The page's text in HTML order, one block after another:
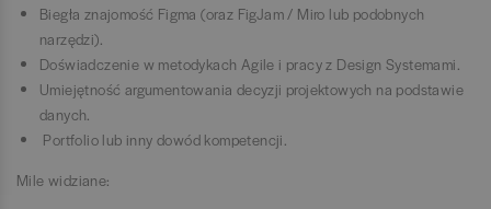
Biegła znajomość Figma (oraz FigJam / Miro lub podobnych
narzędzi).
Doświadczenie w metodykach Agile i pracy z Design Systemami.
Umiejętność argumentowania decyzji projektowych na podstawie
danych.
Portfolio lub inny dowód kompetencji.
Mile widziane: